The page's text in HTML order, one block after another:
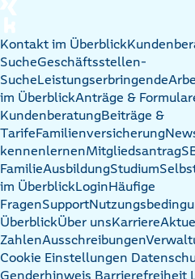
Kontakt im Überblick
SucheGeschäftsstellen-
SucheLeistungserbringende
im ÜberblickAnträge &
KundenberatungBeiträge &
TarifeFamilienversicherung
kennenlernenMitgliedsantrag
FamilieAusbildungStudium
im ÜberblickLoginHäufige
FragenSupport
ÜberblickÜber unsKarriere
ZahlenAusschreibungen
Cookie Einstellungen
Genderhinweis Barrierefreiheit